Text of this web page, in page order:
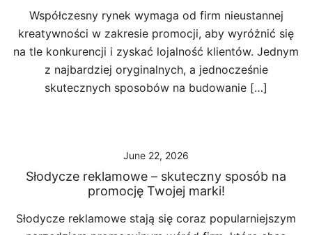
Współczesny rynek wymaga od firm nieustannej
kreatywności w zakresie promocji, aby wyróżnić się
na tle konkurencji i zyskać lojalność klientów. Jednym
z najbardziej oryginalnych, a jednocześnie
skutecznych sposobów na budowanie […]
June 22, 2026
Słodycze reklamowe – skuteczny sposób na
promocję Twojej marki!
Słodycze reklamowe stają się coraz popularniejszym